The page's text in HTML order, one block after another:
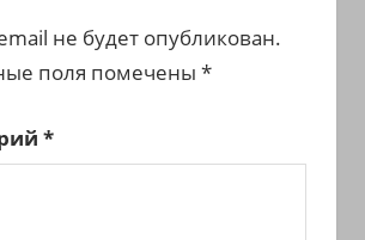
не будет опубликован.
поля помечены *
*